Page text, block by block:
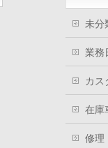
未分
業務
カス
在庫
修理